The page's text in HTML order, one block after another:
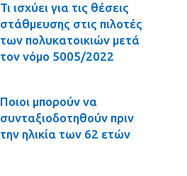
Τι ισχύει για τις θέσεις
στάθμευσης στις πιλοτές
των πολυκατοικιών μετά
τον νόμο 5005/2022
Ποιοι μπορούν να
συνταξιοδοτηθούν πριν
την ηλικία των 62 ετών